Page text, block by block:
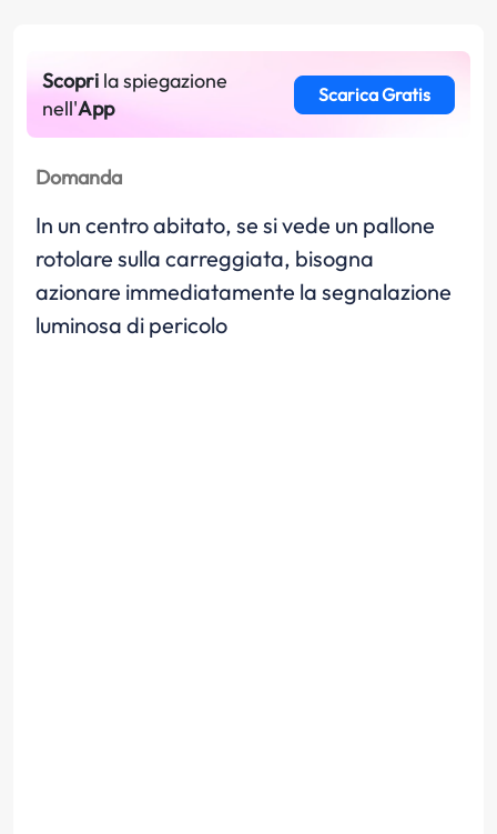
Scopri la spiegazione
nell'App
Scarica Gratis
Domanda
In un centro abitato, se si vede un pallone
rotolare sulla carreggiata, bisogna
azionare immediatamente la segnalazione
luminosa di pericolo